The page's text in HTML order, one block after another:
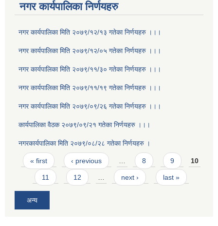
नगर कार्यपालिका निर्णयहरु
नगर कार्यपालिका मिति २०७९/१२/१३ गतेका निर्णयहरु ।।।
नगर कार्यपालिका मिति २०७९/१२/०५ गतेका निर्णयहरु ।।।
नगर कार्यपालिका मिति २०७९/११/३० गतेका निर्णयहरु ।।।
नगर कार्यपालिका मिति २०७९/११/१९ गतेका निर्णयहरु ।।।
नगर कार्यपालिका मिति २०७९/०९/२६ गतेका निर्णयहरु ।।।
कार्यपालिका वैठक २०७९/०९/२१ गतेका निर्णयहरु ।।।
नगरकार्यपालिका मिति २०७९/०८/२८ गतेका निर्णयहरु ।
Pages
« first ‹ previous … 8 9 10
11 12 … next › last »
अन्य